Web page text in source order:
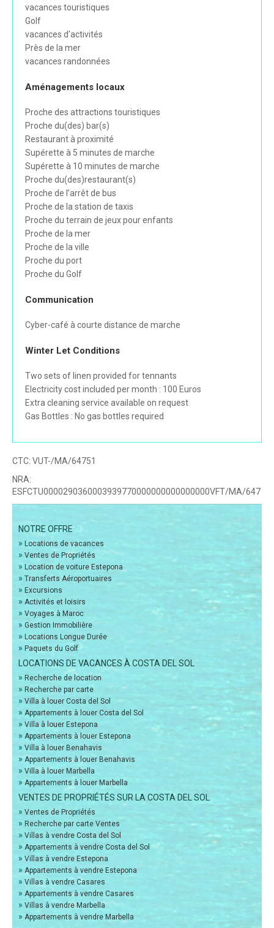
vacances touristiques
Golf
vacances d'activités
Près de la mer
vacances randonnées
Aménagements locaux
Proche des attractions touristiques
Proche du(des) bar(s)
Restaurant à proximité
Supérette à 5 minutes de marche
Supérette à 10 minutes de marche
Proche du(des)restaurant(s)
Proche de l’arrêt de bus
Proche de la station de taxis
Proche du terrain de jeux pour enfants
Proche de la mer
Proche de la ville
Proche du port
Proche du Golf
Communication
Cyber-café à courte distance de marche
Winter Let Conditions
Two sets of linen provided for tennants
Electricity cost included per month : 100 Euros
Extra cleaning service available on request
Gas Bottles : No gas bottles required
CTC: VUT-/MA/64751
NRA:
ESFCTU0000290360003939770000000000000000VFT/MA/647
NOTRE OFFRE
» Locations de vacances
» Ventes de Propriétés
» Location de voiture Estepona
» Transferts Aéroportuaires
» Excursions
» Activités et loisirs
» Voyages à Maroc
» Gestion Immobilière
» Locations Longue Durée
» Paquets du Golf
LOCATIONS DE VACANCES À COSTA DEL SOL
» Recherche de location
» Recherche par carte
» Villa à louer Costa del Sol
» Appartements à louer Costa del Sol
» Villa à louer Estepona
» Appartements à louer Estepona
» Villa à louer Benahavis
» Appartements à louer Benahavis
» Villa à louer Marbella
» Appartements à louer Marbella
VENTES DE PROPRIÉTÉS SUR LA COSTA DEL SOL
» Ventes de Propriétés
» Recherche par carte Ventes
» Villas à vendre Costa del Sol
» Appartements à vendre Costa del Sol
» Villas à vendre Estepona
» Appartements à vendre Estepona
» Villas à vendre Casares
» Appartements à vendre Casares
» Villas à vendre Marbella
» Appartements à vendre Marbella